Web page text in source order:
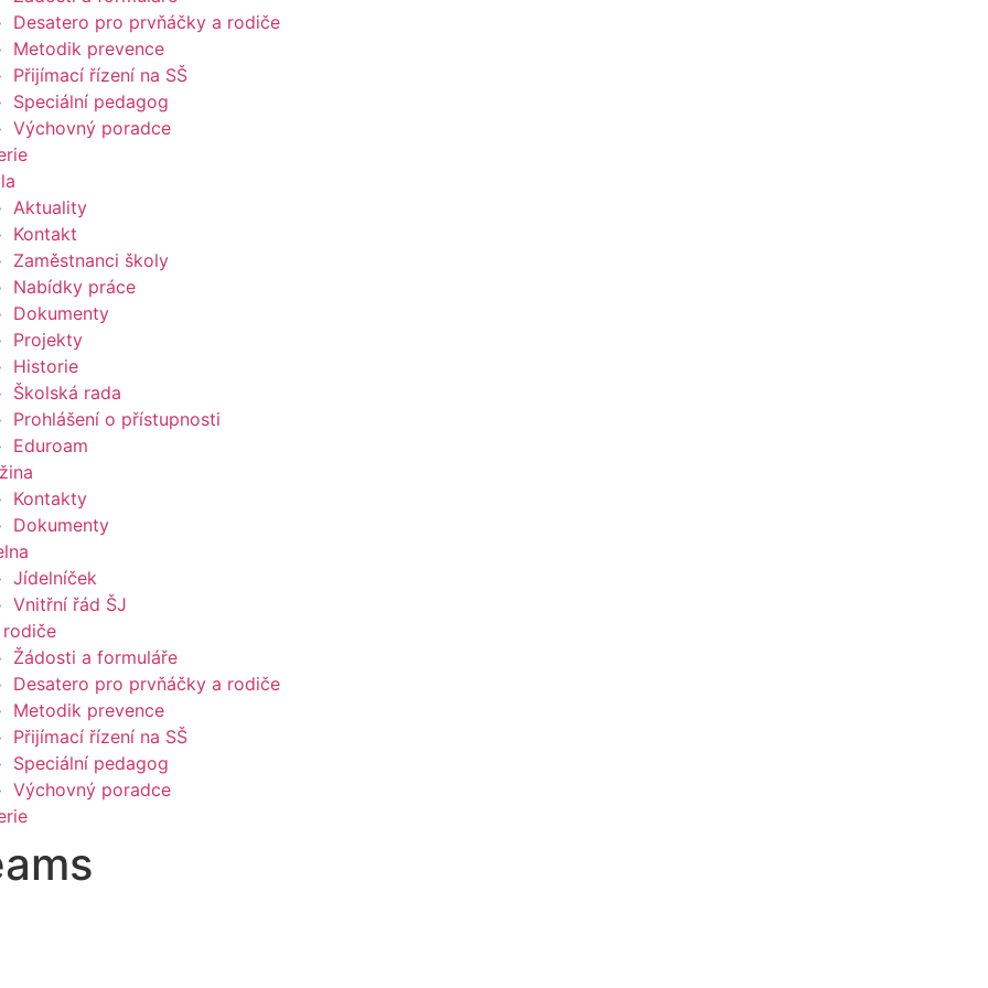
Desatero pro prvňáčky a rodiče
Metodik prevence
Přijímací řízení na SŠ
Speciální pedagog
Výchovný poradce
Aktuality
Kontakt
Zaměstnanci školy
Nabídky práce
Dokumenty
Projekty
Historie
Školská rada
Prohlášení o přístupnosti
Eduroam
Kontakty
Dokumenty
Jídelníček
Vnitřní řád ŠJ
rodiče
Žádosti a formuláře
Desatero pro prvňáčky a rodiče
Metodik prevence
Přijímací řízení na SŠ
Speciální pedagog
Výchovný poradce